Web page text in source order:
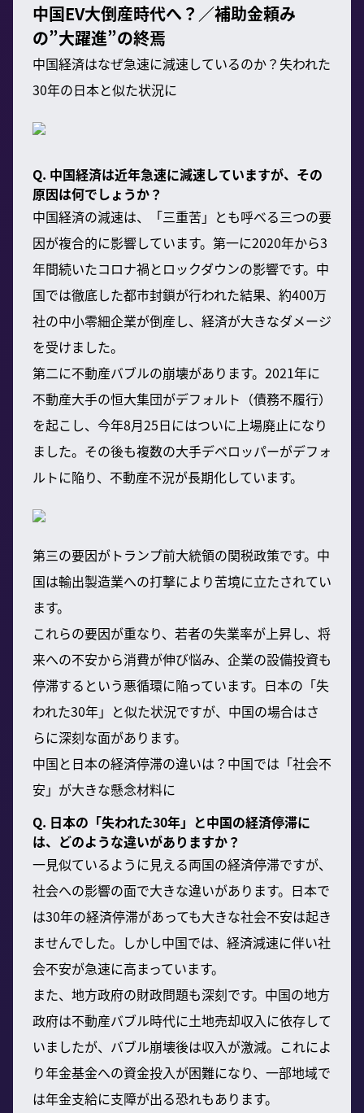
中国EV大倒産時代へ？／補助金頼み
の”大躍進”の終焉
中国経済はなぜ急速に減速しているのか？失われた
30年の日本と似た状況に
Q. 中国経済は近年急速に減速していますが、その
原因は何でしょうか？
中国経済の減速は、「三重苦」とも呼べる三つの要
因が複合的に影響しています。第一に2020年から3
年間続いたコロナ禍とロックダウンの影響です。中
国では徹底した都市封鎖が行われた結果、約400万
社の中小零細企業が倒産し、経済が大きなダメージ
を受けました。
第二に不動産バブルの崩壊があります。2021年に
不動産大手の恒大集団がデフォルト（債務不履行）
を起こし、今年8月25日にはついに上場廃止になり
ました。その後も複数の大手デベロッパーがデフォ
ルトに陥り、不動産不況が長期化しています。
第三の要因がトランプ前大統領の関税政策です。中
国は輸出製造業への打撃により苦境に立たされてい
ます。
これらの要因が重なり、若者の失業率が上昇し、将
来への不安から消費が伸び悩み、企業の設備投資も
停滞するという悪循環に陥っています。日本の「失
われた30年」と似た状況ですが、中国の場合はさ
らに深刻な面があります。
中国と日本の経済停滞の違いは？中国では「社会不
安」が大きな懸念材料に
Q. 日本の「失われた30年」と中国の経済停滞に
は、どのような違いがありますか？
一見似ているように見える両国の経済停滞ですが、
社会への影響の面で大きな違いがあります。日本で
は30年の経済停滞があっても大きな社会不安は起き
ませんでした。しかし中国では、経済減速に伴い社
会不安が急速に高まっています。
また、地方政府の財政問題も深刻です。中国の地方
政府は不動産バブル時代に土地売却収入に依存して
いましたが、バブル崩壊後は収入が激減。これによ
り年金基金への資金投入が困難になり、一部地域で
は年金支給に支障が出る恐れもあります。